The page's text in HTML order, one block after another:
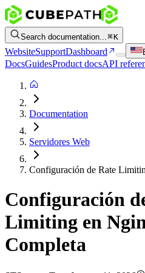
Search documentation... K
WebsiteSupportDashboard
DocsGuidesProduct docsAPI
Documentation
Servidores Web
Configuración de Rate
Configuración
Limiting en
Completa